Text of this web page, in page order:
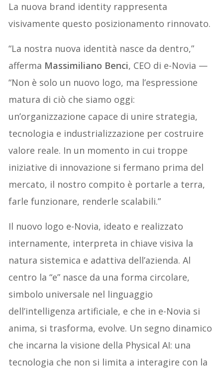
La nuova brand identity rappresenta
visivamente questo posizionamento rinnovato.
“La nostra nuova identità nasce da dentro,”
afferma Massimiliano Benci, CEO di e-Novia —
“Non è solo un nuovo logo, ma l’espressione
matura di ciò che siamo oggi:
un’organizzazione capace di unire strategia,
tecnologia e industrializzazione per costruire
valore reale. In un momento in cui troppe
iniziative di innovazione si fermano prima del
mercato, il nostro compito è portarle a terra,
farle funzionare, renderle scalabili.”
Il nuovo logo e-Novia, ideato e realizzato
internamente, interpreta in chiave visiva la
natura sistemica e adattiva dell’azienda. Al
centro la “e” nasce da una forma circolare,
simbolo universale nel linguaggio
dell’intelligenza artificiale, e che in e-Novia si
anima, si trasforma, evolve. Un segno dinamico
che incarna la visione della Physical AI: una
tecnologia che non si limita a interagire con la